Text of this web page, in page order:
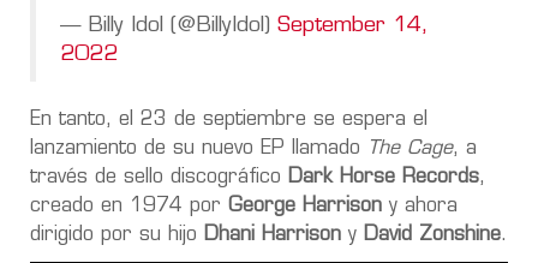
— Billy Idol (@BillyIdol) September 14,
2022
En tanto, el 23 de septiembre se espera el
lanzamiento de su nuevo EP llamado
The Cage, a
través de sello discográfico Dark Horse Records,
creado en 1974 por George Harrison y ahora
dirigido por su hijo Dhani Harrison y David Zonshine.